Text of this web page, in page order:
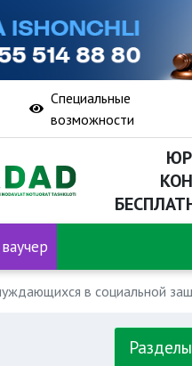
Специальные
возможности
в социальной
Разделы